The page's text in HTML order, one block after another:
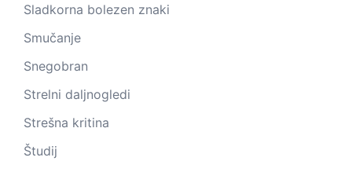
Sladkorna bolezen znaki
Smučanje
Snegobran
Strelni daljnogledi
Strešna kritina
Študij